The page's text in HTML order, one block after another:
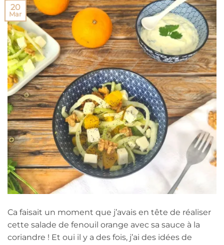
20
Mar
Ca faisait un moment que j’avais en tête de réaliser
cette salade de fenouil orange avec sa sauce à la
coriandre ! Et oui il y a des fois, j’ai des idées de